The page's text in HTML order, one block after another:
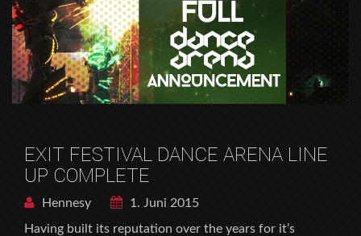
EXIT FESTIVAL DANCE ARENA LINE
UP COMPLETE
Hennesy
1. Juni 2015
Having built its reputation over the years for it’s